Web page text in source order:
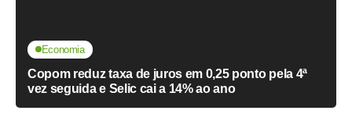
Economia
Copom reduz taxa de juros em 0,25 ponto pela 4ª
vez seguida e Selic cai a 14% ao ano